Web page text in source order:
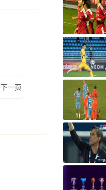
下一页